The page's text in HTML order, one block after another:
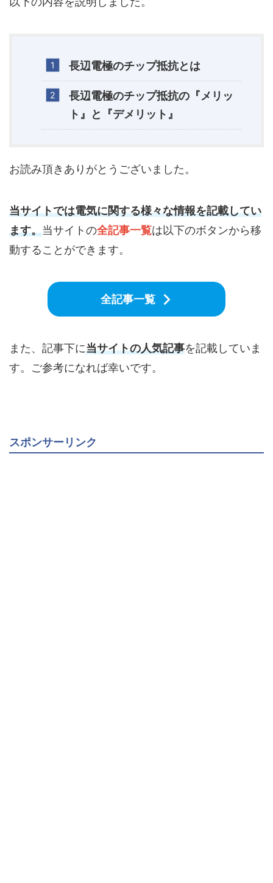
長辺電極のチップ抵抗とは
長辺電極のチップ抵抗の『メリッ
ト』と『デメリット』
お読み頂きありがとうございました。
当サイトでは電気に関する様々な情報を記載してい
ます。当サイトの全記事一覧は以下のボタンから移
動することができます。
全記事一覧
また、記事下に当サイトの人気記事を記載していま
す。ご参考になれば幸いです。
スポンサーリンク